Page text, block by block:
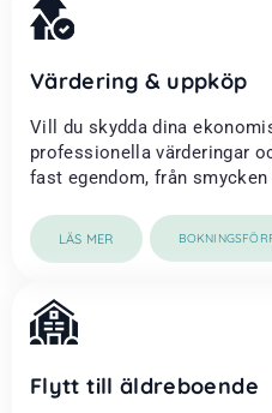
Värdering & uppköp
Vill du skydda dina
professionella värderingar
fast egendom, från
LÄS MER
Flytt till äldreboende